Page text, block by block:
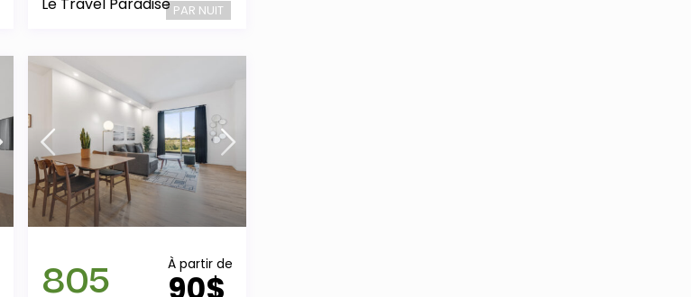
PAR NUIT
Le Travel Paradise
À partir de
805